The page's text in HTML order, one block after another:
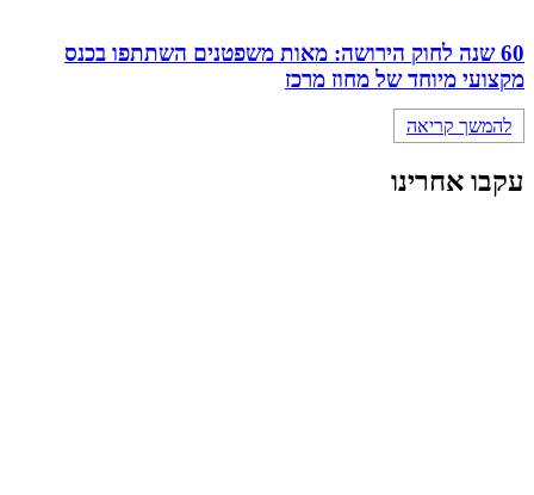
60 שנה לחוק הירושה: מאות משפטנים השתתפו בכנס
מקצועי מיוחד של מחוז מרכז
להמשך קריאה
עקבו אחרינו